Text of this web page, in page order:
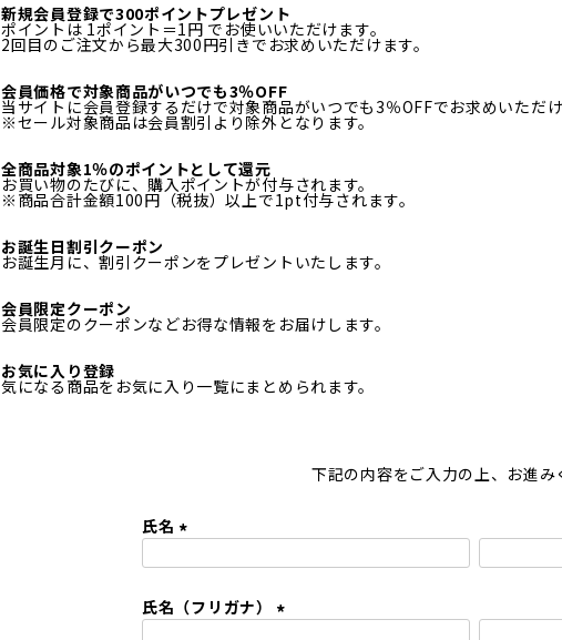
新規会員登録で300ポイントプレゼント
ポイントは 1ポイント＝1円 でお使いいただけます。
2回目のご注文から最大300円引きでお求めいただけます。
会員価格で対象商品がいつでも3％OFF
当サイトに会員登録するだけで対象商品がいつでも3％OFFでお求めいただ
※セール対象商品は会員割引より除外となります。
全商品対象1％のポイントとして還元
お買い物のたびに、購入ポイントが付与されます。
※商品合計金額100円（税抜）以上で1pt付与されます。
お誕生日割引クーポン
お誕生月に、割引クーポンをプレゼントいたします。
会員限定クーポン
会員限定のクーポンなどお得な情報をお届けします。
お気に入り登録
気になる商品をお気に入り一覧にまとめられます。
下記の内容をご入力の上、お進み
氏名
須
氏名（フリガナ）